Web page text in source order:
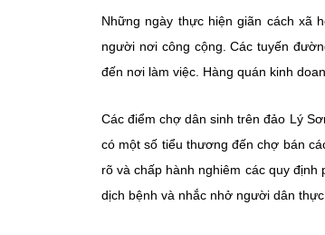
Những ngày thực hiện giãn cách xã
người nơi công cộng. Các tuyến
đến nơi làm việc. Hàng quán kinh
Các điểm chợ dân sinh trên đảo Lý
có một số tiểu thương đến chợ bán
rõ và chấp hành nghiêm các quy
dịch bệnh và nhắc nhở người dân